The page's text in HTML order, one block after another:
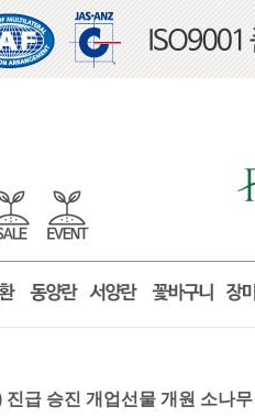
급 승진 개업선물 개원 소나무